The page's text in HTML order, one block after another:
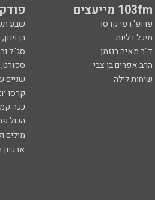
103fm מייעצים
פרופ' רפי קרסו שבע
מיכל דליות בן
ד"ר מאיה רוזמן סג"ל
הרב אפרים בן צבי
שיחות לילה שניים
קרסו
ככה
הכול
מילים
ארכיון 103fm